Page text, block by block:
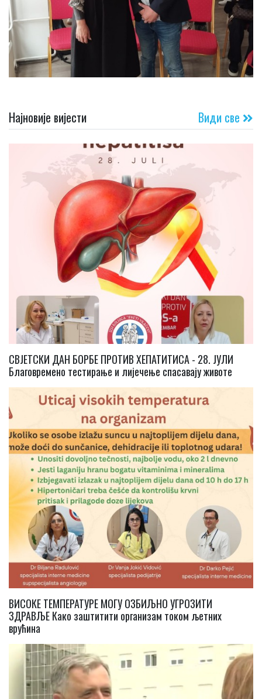
Најновије вијести Види све
СВЈЕТСКИ ДАН БОРБЕ ПРОТИВ ХЕПАТИТИСА - 28. ЈУЛИ
Благовремено тестирање и лијечење спасавају животе
ВИСОКЕ ТЕМПЕРАТУРЕ МОГУ ОЗБИЉНО УГРОЗИТИ
ЗДРАВЉЕ Како заштитити организам током љетних
врућина